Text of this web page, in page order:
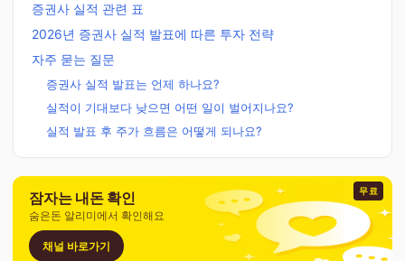
증권사 실적 관련 표
2026년 증권사 실적 발표에 따른 투자 전략
자주 묻는 질문
증권사 실적 발표는 언제 하나요?
실적이 기대보다 낮으면 어떤 일이 벌어지나요?
실적 발표 후 주가 흐름은 어떻게 되나요?
무료
잠자는 내돈 확인
숨은돈 알리미에서 확인해요
채널 바로가기